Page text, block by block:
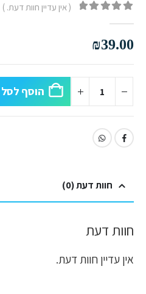
( אין עדיין חוות דעת. )
₪39.00
הוסף לסל
חוות דעת (0)
חוות דעת
אין עדיין חוות דעת.